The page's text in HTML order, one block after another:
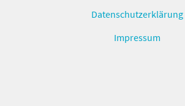
Datenschutzerklärung
Impressum